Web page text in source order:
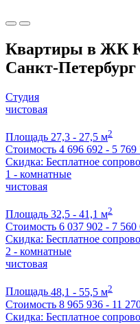
Квартиры в ЖК
Санкт-Петербург
Студия
чистовая
Площадь 27,3 - 27,5 м2
Стоимость 4 696 692 - 5 769
Скидка: Бесплатное
1 - комнатные
чистовая
Площадь 32,5 - 41,1 м2
Стоимость 6 037 902 - 7 560
Скидка: Бесплатное
2 - комнатные
чистовая
Площадь 48,1 - 55,5 м2
Стоимость 8 965 936 - 11
Скидка: Бесплатное